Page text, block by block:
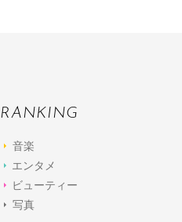
RANKING
音楽
エンタメ
ビューティー
写真